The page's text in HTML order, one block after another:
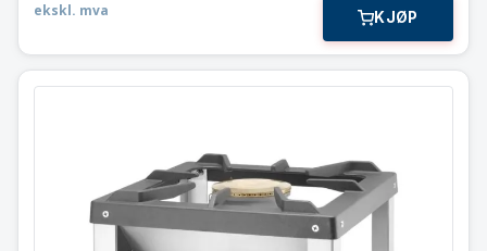
ekskl. mva KJØP